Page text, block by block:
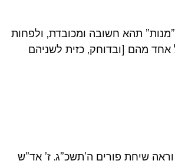
תהא חשובה ומכובדת, ולפחות
אחד מהם [ובדוחק, כזית לשניהם
שיחת פורים ה’תשכ”ג. ז’ אד”ש